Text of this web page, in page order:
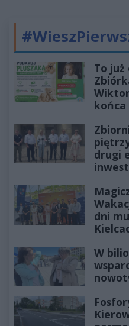
To
końca
drugi
dni
W